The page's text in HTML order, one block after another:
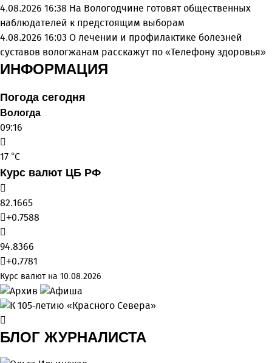
4.08.2026 16:38 На Вологодчине готовят общественных
наблюдателей к предстоящим выборам
4.08.2026 16:03 О лечении и профилактике болезней
суставов вологжанам расскажут по «Телефону здоровья»
ИНФОРМАЦИЯ
Погода сегодня
Вологда
09:16
17 °C
Курс валют ЦБ РФ
82.1665
+0.7588
94.8366
+0.7781
Курс валют на 10.08.2026
БЛОГ ЖУРНАЛИСТА